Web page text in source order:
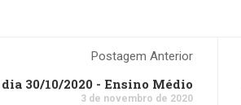
Postagem Anterior
30/10/2020 - Ensino Médio
3 de novembro de 2020